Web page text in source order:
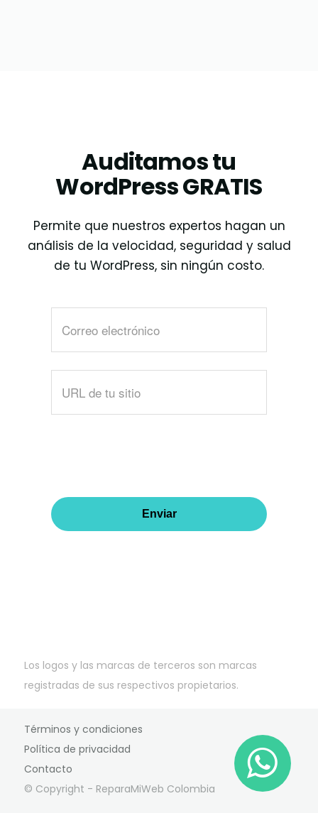
Auditamos tu
WordPress GRATIS
Permite que nuestros expertos hagan un
análisis de la velocidad, seguridad y salud
de tu WordPress, sin ningún costo.
llena
este
Los logos y las marcas de terceros son marcas
registradas de sus respectivos propietarios.
Términos y condiciones
Política de privacidad
Contacto
© Copyright - ReparaMiWeb Colombia